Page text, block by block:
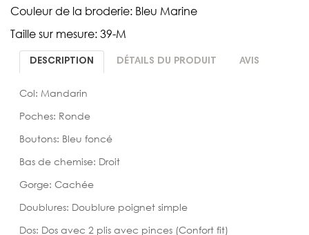
Couleur de la broderie: Bleu Marine
Taille sur mesure: 39-M
DESCRIPTION DÉTAILS DU PRODUIT AVIS
Col: Mandarin
Poches: Ronde
Boutons: Bleu foncé
Bas de chemise: Droit
Gorge: Cachée
Doublures: Doublure poignet simple
Dos: Dos avec 2 plis avec pinces (Confort fit)